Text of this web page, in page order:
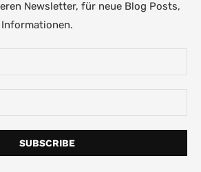
Newsletter, für neue Blog Posts,